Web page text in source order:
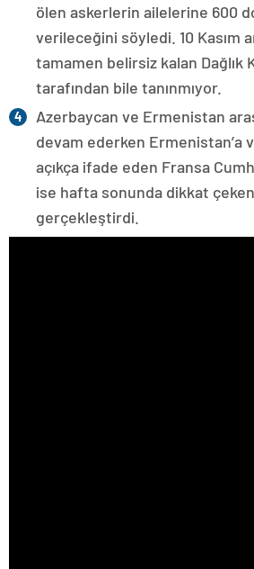
ölen askerlerin ailelerine 600
verileceğini söyledi. 10 Kasım
tamamen belirsiz kalan Dağlık
tarafından bile tanınmıyor.
Azerbaycan ve Ermenistan
devam ederken Ermenistan’a
açıkça ifade eden Fransa
ise hafta sonunda dikkat
gerçekleştirdi.